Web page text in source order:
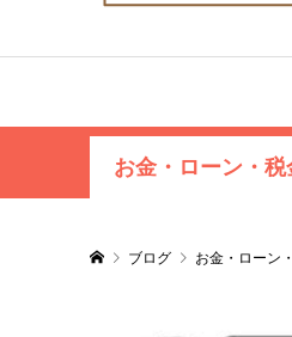
お金・ローン・税
ブログ お金・ローン